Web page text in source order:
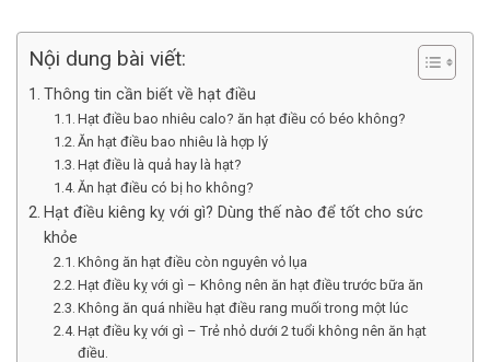
Nội dung bài viết:
Thông tin cần biết về hạt điều
Hạt điều bao nhiêu calo? ăn hạt điều có béo không?
Ăn hạt điều bao nhiêu là hợp lý
Hạt điều là quả hay là hạt?
Ăn hạt điều có bị ho không?
Hạt điều kiêng kỵ với gì? Dùng thế nào để tốt cho sức
khỏe
Không ăn hạt điều còn nguyên vỏ lụa
Hạt điều kỵ với gì – Không nên ăn hạt điều trước bữa ăn
Không ăn quá nhiều hạt điều rang muối trong một lúc
Hạt điều kỵ với gì – Trẻ nhỏ dưới 2 tuổi không nên ăn hạt
điều.